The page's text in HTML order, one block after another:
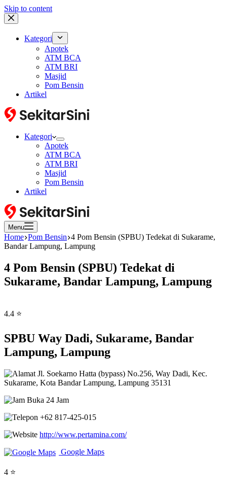
Skip to content
Kategori
Apotek
ATM BCA
ATM BRI
Masjid
Pom Bensin
Artikel
Kategori
Apotek
ATM BCA
ATM BRI
Masjid
Pom Bensin
Artikel
Menu
Home Pom Bensin 4 Pom Bensin (SPBU) Tedekat di Sukarame,
Bandar Lampung, Lampung
4 Pom Bensin (SPBU) Tedekat di
Sukarame, Bandar Lampung, Lampung
4.4 ⭐
SPBU Way Dadi, Sukarame, Bandar
Lampung, Lampung
Jl. Soekarno Hatta (bypass) No.256, Way Dadi, Kec.
Sukarame, Kota Bandar Lampung, Lampung 35131
Buka 24 Jam
+62 817-425-015
http://www.pertamina.com/
Google Maps
4 ⭐